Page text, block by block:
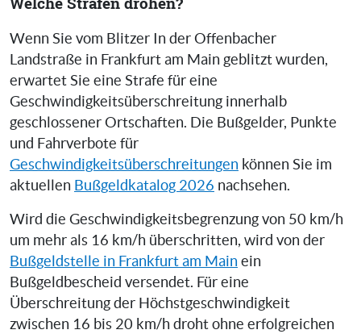
Wenn Sie vom Blitzer In der Offenbacher
Landstraße in Frankfurt am Main geblitzt wurden,
erwartet Sie eine Strafe für eine
Geschwindigkeitsüberschreitung innerhalb
geschlossener Ortschaften. Die Bußgelder, Punkte
und Fahrverbote für
Geschwindigkeitsüberschreitungen können Sie im
aktuellen Bußgeldkatalog 2026 nachsehen.
Wird die Geschwindigkeitsbegrenzung von 50 km/h
um mehr als 16 km/h überschritten, wird von der
Bußgeldstelle in Frankfurt am Main ein
Bußgeldbescheid versendet. Für eine
Überschreitung der Höchstgeschwindigkeit
zwischen 16 bis 20 km/h droht ohne erfolgreichen